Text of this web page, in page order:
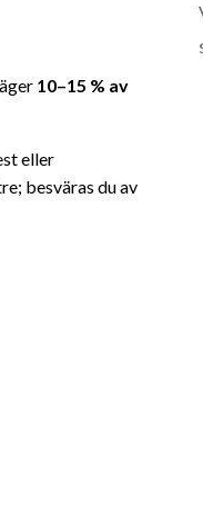
10–15 % av
eller
besväras du av